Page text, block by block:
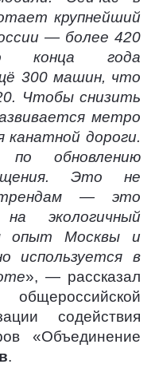
крупнейший
— более 420
конца года
300 машин, что
Чтобы снизить
метро
канатной дороги.
обновлению
Это не
трендам — это
экологичный
опыт Москвы и
используется в
», — рассказал
содействия
«Объединение
.